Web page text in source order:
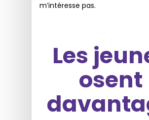
m’intéresse pas.
Les
osent